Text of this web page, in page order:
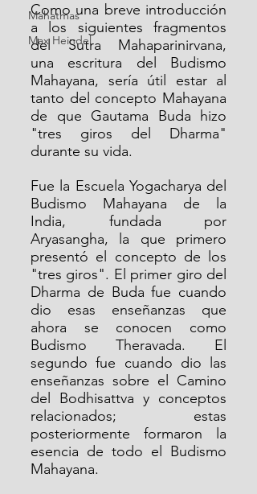
Mahatmas
Max Heindel
Como una breve introducción
a los siguientes fragmentos
del Sutra Mahaparinirvana,
una escritura del Budismo
Mahayana, sería útil estar al
tanto del concepto Mahayana
de que Gautama Buda hizo
"tres giros del Dharma"
durante su vida.
Fue la Escuela Yogacharya del
Budismo Mahayana de la
India, fundada por
Aryasangha, la que primero
presentó el concepto de los
"tres giros". El primer giro del
Dharma de Buda fue cuando
dio esas enseñanzas que
ahora se conocen como
Budismo Theravada. El
segundo fue cuando dio las
enseñanzas sobre el Camino
del Bodhisattva y conceptos
relacionados; estas
posteriormente formaron la
esencia de todo el Budismo
Mahayana.